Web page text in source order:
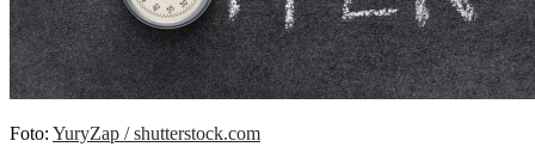
Foto: YuryZap / shutterstock.com